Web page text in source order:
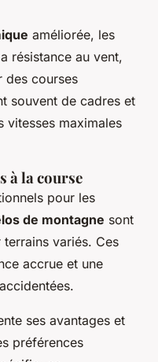
améliorée, les
résistance au vent,
des courses
souvent de cadres et
vitesses maximales
à la course
pour les
de montagne sont
variés. Ces
accrue et une
ses avantages et
préférences